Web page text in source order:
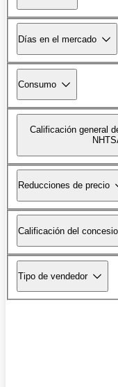
Días en el mercado
Consumo
Calificación general
Reducciones de precio
Calificación del
Tipo de vendedor